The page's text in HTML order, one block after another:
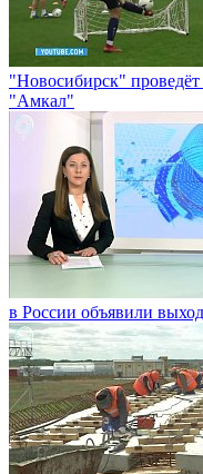
"Новосибирск"
"Амкал"
в России объявили